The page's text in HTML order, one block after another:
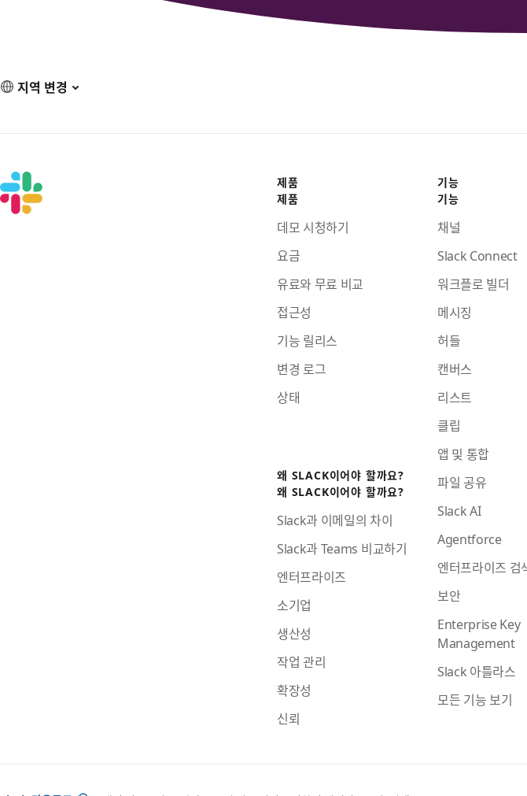
지역 변경
제품
제품
데모 시청하기
요금
유료와 무료 비교
접근성
기능 릴리스
변경 로그
상태
왜 SLACK이어야 할까요?
왜 SLACK이어야 할까요?
Slack과 이메일의 차이
Slack과 Teams 비교하기
엔터프라이즈
소기업
생산성
작업 관리
확장성
신뢰
기능
기능
채널
Slack Connect
워크플로 빌더
메시징
허들
캔버스
리스트
클립
앱 및 통합
파일 공유
Slack AI
Agentforce
엔터프라이즈 검
보안
Enterprise Key
Management
Slack 아틀라스
모든 기능 보기